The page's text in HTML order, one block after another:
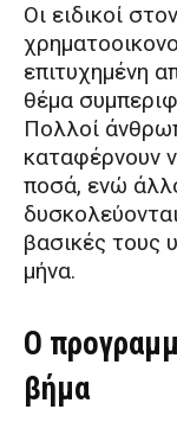
Οι ειδικοί
επιτυχημένη
θέμα
Πολλοί
καταφέρνουν
ποσά, ενώ
βασικές τους
μήνα.
Ο
βήμα